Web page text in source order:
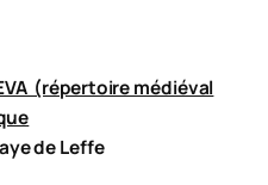
(répertoire médiéval
de Leffe